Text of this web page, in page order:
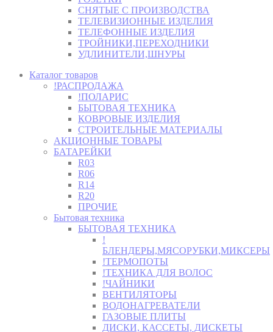
СНЯТЫЕ С ПРОИЗВОДСТВА
ТЕЛЕВИЗИОННЫЕ ИЗДЕЛИЯ
ТЕЛЕФОННЫЕ ИЗДЕЛИЯ
ТРОЙНИКИ,ПЕРЕХОДНИКИ
УДЛИНИТЕЛИ,ШНУРЫ
Каталог товаров
!РАСПРОДАЖА
!ПОЛАРИС
БЫТОВАЯ ТЕХНИКА
КОВРОВЫЕ ИЗДЕЛИЯ
СТРОИТЕЛЬНЫЕ МАТЕРИАЛЫ
АКЦИОННЫЕ ТОВАРЫ
БАТАРЕЙКИ
R03
R06
R14
R20
ПРОЧИЕ
Бытовая техника
БЫТОВАЯ ТЕХНИКА
!
БЛЕНДЕРЫ,МЯСОРУБКИ,МИКСЕРЫ
!ТЕРМОПОТЫ
!ТЕХНИКА ДЛЯ ВОЛОС
!ЧАЙНИКИ
ВЕНТИЛЯТОРЫ
ВОДОНАГРЕВАТЕЛИ
ГАЗОВЫЕ ПЛИТЫ
ДИСКИ, КАССЕТЫ, ДИСКЕТЫ